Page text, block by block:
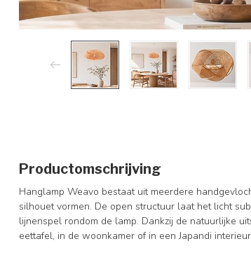
Productomschrijving
Hanglamp Weavo bestaat uit meerdere
silhouet vormen. De open structuur laat het licht
lijnenspel rondom de lamp. Dankzij de natuurlijke
eettafel, in de woonkamer of in een Japandi